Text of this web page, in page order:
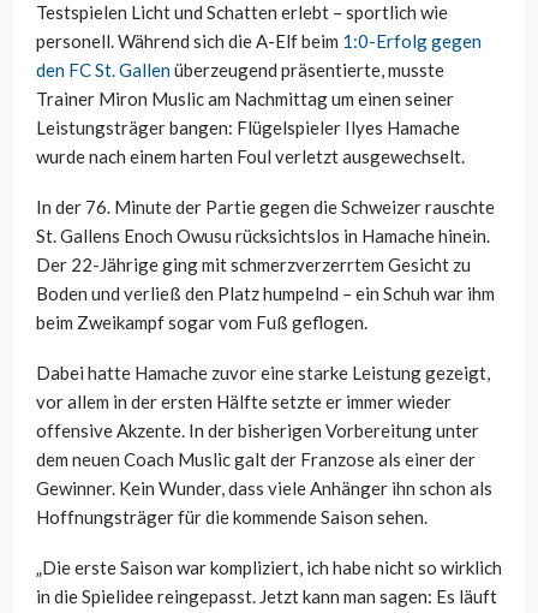
Testspielen Licht und Schatten erlebt – sportlich wie
personell. Während sich die A-Elf beim 1:0-Erfolg gegen
den FC St. Gallenüberzeugend präsentierte, musste
Trainer Miron Muslic am Nachmittag um einen seiner
Leistungsträger bangen: Flügelspieler Ilyes Hamache
wurde nach einem harten Foul verletzt ausgewechselt.
In der 76. Minute der Partie gegen die Schweizer rauschte
St. Gallens Enoch Owusu rücksichtslos in Hamache hinein.
Der 22-Jährige ging mit schmerzverzerrtem Gesicht zu
Boden und verließ den Platz humpelnd – ein Schuh war ihm
beim Zweikampf sogar vom Fuß geflogen.
Dabei hatte Hamache zuvor eine starke Leistung gezeigt,
vor allem in der ersten Hälfte setzte er immer wieder
offensive Akzente. In der bisherigen Vorbereitung unter
dem neuen Coach Muslic galt der Franzose als einer der
Gewinner. Kein Wunder, dass viele Anhänger ihn schon als
Hoffnungsträger für die kommende Saison sehen.
„Die erste Saison war kompliziert, ich habe nicht so wirklich
in die Spielidee reingepasst. Jetzt kann man sagen: Es läuft